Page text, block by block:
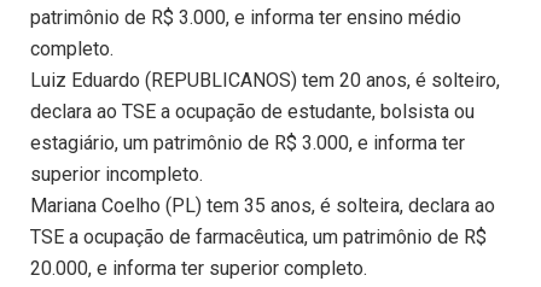
patrimônio de R$ 3.000, e informa ter ensino médio
completo.
Luiz Eduardo (REPUBLICANOS) tem 20 anos, é solteiro,
declara ao TSE a ocupação de estudante, bolsista ou
estagiário, um patrimônio de R$ 3.000, e informa ter
superior incompleto.
Mariana Coelho (PL) tem 35 anos, é solteira, declara ao
TSE a ocupação de farmacêutica, um patrimônio de R$
20.000, e informa ter superior completo.